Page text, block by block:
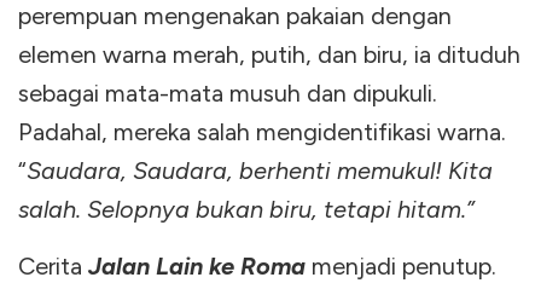
perempuan mengenakan pakaian dengan
elemen warna merah, putih, dan biru, ia dituduh
sebagai mata-mata musuh dan dipukuli.
Padahal, mereka salah mengidentifikasi warna.
“Saudara, Saudara, berhenti memukul! Kita
salah. Selopnya bukan biru, tetapi hitam.”
Cerita Jalan Lain ke Roma menjadi penutup.